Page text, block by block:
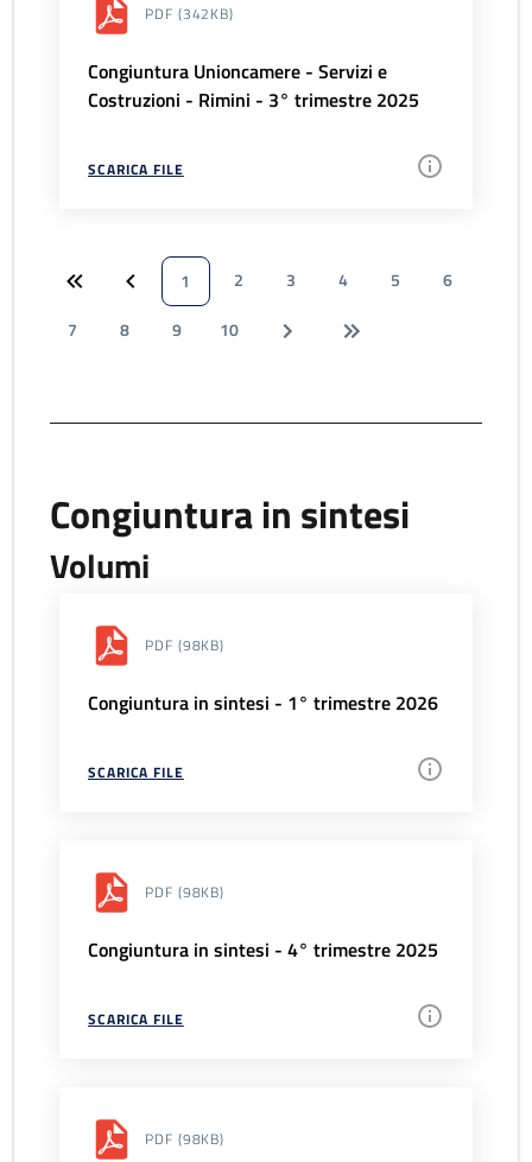
PDF (342KB)
Congiuntura Unioncamere - Servizi e
Costruzioni - Rimini - 3° trimestre 2025
SCARICA FILE
1 2 3 4 5
6
7
8 9 10
Congiuntura in sintesi
Volumi
PDF (98KB)
Congiuntura in sintesi - 1° trimestre 2026
SCARICA FILE
PDF (98KB)
Congiuntura in sintesi - 4° trimestre 2025
SCARICA FILE
PDF (98KB)